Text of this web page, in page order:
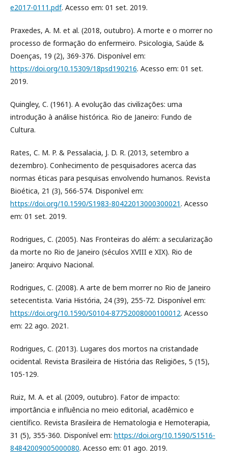
e2017-0111.pdf. Acesso em: 01 set. 2019.
Praxedes, A. M. et al. (2018, outubro). A morte e o morrer no
processo de formação do enfermeiro. Psicologia, Saúde &
Doenças, 19 (2), 369-376. Disponível em:
https://doi.org/10.15309/18psd190216. Acesso em: 01 set.
2019.
Quingley, C. (1961). A evolução das civilizações: uma
introdução à análise histórica. Rio de Janeiro: Fundo de
Cultura.
Rates, C. M. P. & Pessalacia, J. D. R. (2013, setembro a
dezembro). Conhecimento de pesquisadores acerca das
normas éticas para pesquisas envolvendo humanos. Revista
Bioética, 21 (3), 566-574. Disponível em:
https://doi.org/10.1590/S1983-80422013000300021. Acesso
em: 01 set. 2019.
Rodrigues, C. (2005). Nas Fronteiras do além: a secularização
da morte no Rio de Janeiro (séculos XVIII e XIX). Rio de
Janeiro: Arquivo Nacional.
Rodrigues, C. (2008). A arte de bem morrer no Rio de Janeiro
setecentista. Varia História, 24 (39), 255-72. Disponível em:
https://doi.org/10.1590/S0104-87752008000100012. Acesso
em: 22 ago. 2021.
Rodrigues, C. (2013). Lugares dos mortos na cristandade
ocidental. Revista Brasileira de História das Religiões, 5 (15),
105-129.
Ruiz, M. A. et al. (2009, outubro). Fator de impacto:
importância e influência no meio editorial, acadêmico e
científico. Revista Brasileira de Hematologia e Hemoterapia,
31 (5), 355-360. Disponível em: https://doi.org/10.1590/S1516-
84842009005000080. Acesso em: 01 ago. 2019.